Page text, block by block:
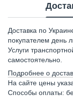
Доставка по
покупателем день
Услуги
самостоятельно.
Подробнее о
На сайте цены
Способы оплаты: